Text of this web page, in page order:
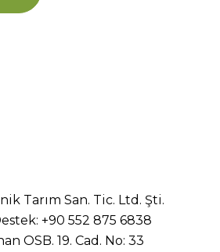
Tarım San. Tic. Ltd. Şti.
+90 552 875 6838
OSB. 19. Cad. No: 33